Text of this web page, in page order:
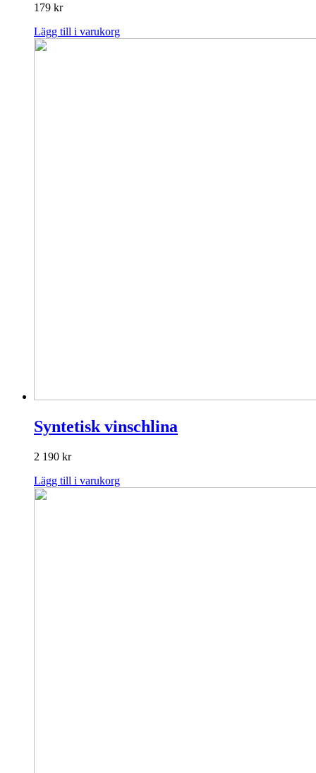
179 kr
Lägg till i varukorg
Syntetisk vinschlina
2 190 kr
Lägg till i varukorg